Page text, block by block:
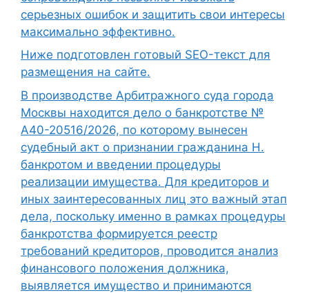
серьезных ошибок и защитить свои интересы
максимально эффективно.
Ниже подготовлен готовый SEO-текст для
размещения на сайте.
В производстве Арбитражного суда города
Москвы находится дело о банкротстве №
А40-20516/2026, по которому вынесен
судебный акт о признании гражданина Н.
банкротом и введении процедуры
реализации имущества. Для кредиторов и
иных заинтересованных лиц это важный этап
дела, поскольку именно в рамках процедуры
банкротства формируется реестр
требований кредиторов, проводится анализ
финансового положения должника,
выявляется имущество и принимаются